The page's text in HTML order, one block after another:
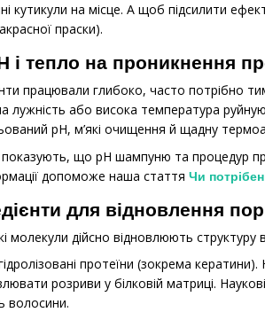
кутикули на місце. А щоб підсилити
праски).
і тепло на проникнення
працювали глибоко, часто потрібно
лужність або висока температура
pH, м’які очищення й щадну
показують, що pH шампуню та процедур
допоможе наша стаття Чи
для відновлення
молекули дійсно відновлюють
протеїни (зокрема
розриви у білковій матриці.
волосини.